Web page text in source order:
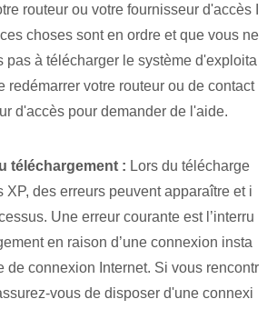
routeur ou votre fournisseur d'accès I
choses sont en ordre et que vous ne
pas à télécharger le système d'exploita
redémarrer votre routeur ou de contact
d'accès pour demander de l'aide.
téléchargement : Lors du télécharge
XP, des erreurs peuvent apparaître et i
Une erreur courante est l’interru
en raison d’une connexion insta
de connexion Internet. Si vous rencontr
vous de disposer d'une connexi